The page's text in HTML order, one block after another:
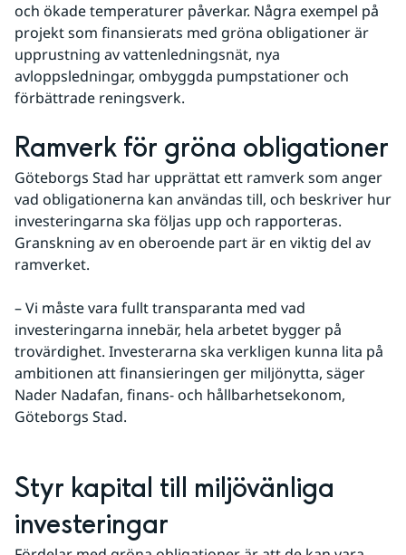
och ökade temperaturer påverkar. Några exempel på
projekt som finansierats med gröna obligationer är
upprustning av vattenledningsnät, nya
avloppsledningar, ombyggda pumpstationer och
förbättrade reningsverk.
Ramverk för gröna obligationer
Göteborgs Stad har upprättat ett ramverk som anger
vad obligationerna kan användas till, och beskriver hur
investeringarna ska följas upp och rapporteras.
Granskning av en oberoende part är en viktig del av
ramverket.
– Vi måste vara fullt transparanta med vad
investeringarna innebär, hela arbetet bygger på
trovärdighet. Investerarna ska verkligen kunna lita på
ambitionen att finansieringen ger miljönytta, säger
Nader Nadafan, finans- och hållbarhetsekonom,
Göteborgs Stad.
Styr kapital till miljövänliga
investeringar